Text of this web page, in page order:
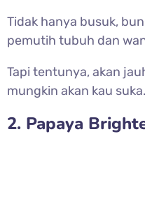
Tidak hanya busuk,
pemutih tubuh dan
Tapi tentunya, akan
mungkin akan kau
2. Papaya